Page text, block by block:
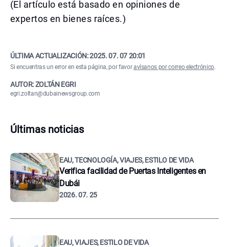
(El artículo está basado en opiniones de
expertos en bienes raíces.)
ÚLTIMA ACTUALIZACIÓN:2025. 07. 07 20:01
Si encuentras un error en esta página, por favoravísanos por correo electrónico.
AUTOR: ZOLTÁN EGRI
egri.zoltan@dubainewsgroup.com
Últimas noticias
EAU, TECNOLOGÍA, VIAJES, ESTILO DE VIDA
Verifica facilidad de Puertas Inteligentes en
Dubái
2026. 07. 25
EAU, VIAJES, ESTILO DE VIDA